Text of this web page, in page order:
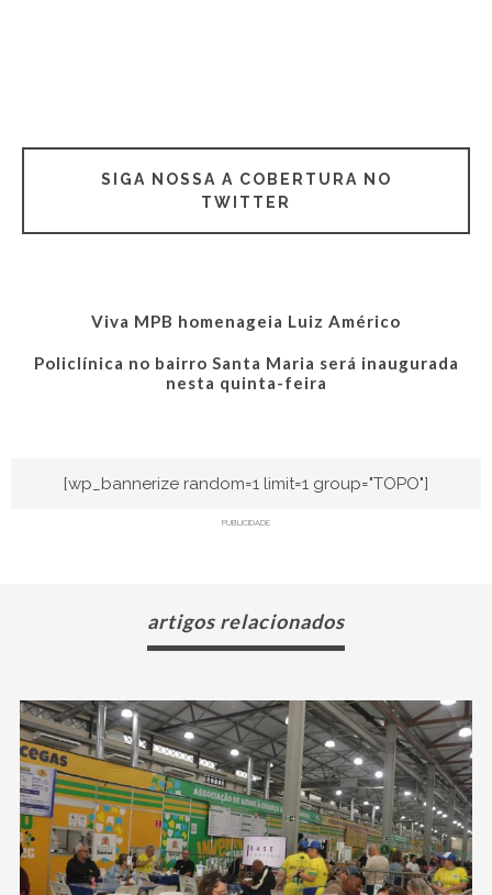
SIGA NOSSA A COBERTURA NO
TWITTER
Viva MPB homenageia Luiz Américo
Policlínica no bairro Santa Maria será inaugurada
nesta quinta-feira
[wp_bannerize random=1 limit=1 group="TOPO"]
PUBLICIDADE
artigos relacionados